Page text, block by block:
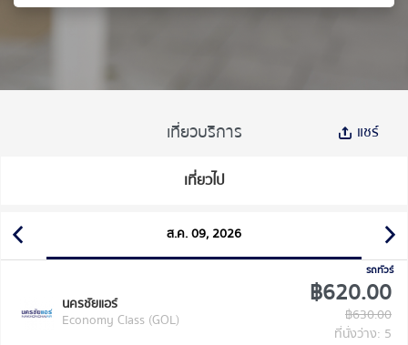
เที่ยวบริการ แชร์
เที่ยวไป
ส.ค. 09, 2026
รถทัวร์
นครชัยแอร์
Economy Class (GOL)
฿620.00
฿630.00
ที่นั่งว่าง: 5